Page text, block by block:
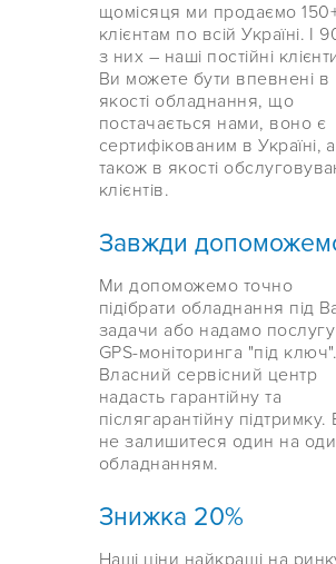
щомісяця ми продаємо
клієнтам по всій Україні. І
з них – наші постійні
Ви можете бути впевнені в
якості обладнання, що
постачається нами, воно є
сертифікованим в Україні, а
також в якості
клієнтів.
Завжди
Ми допоможемо точно
підібрати обладнання під
задачи або надамо послугу
GPS-моніторинга "під ключ".
Власний сервісний центр
надасть гарантійну та
післягарантійну підтримку.
не залишитеся один на
обладнанням.
Знижка 20%